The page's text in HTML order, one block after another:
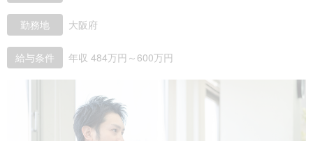
勤務地 大阪府
給与条件 年収 484万円～600万円